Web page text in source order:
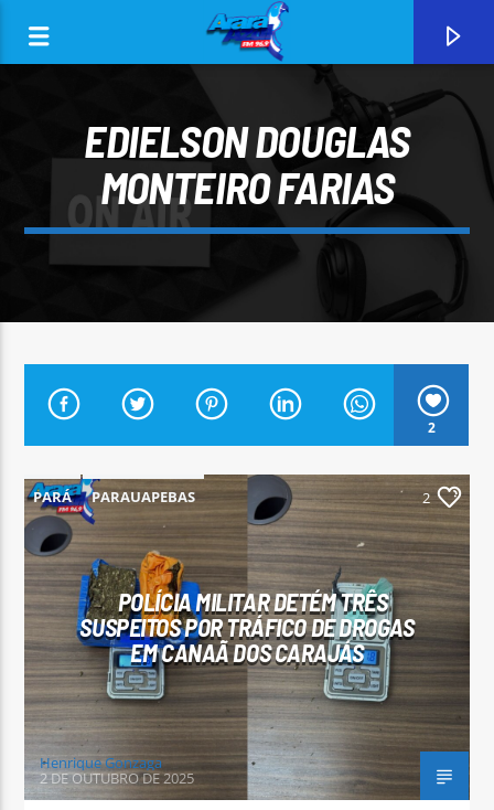
CURRENT TRACK
ARARA AZUL FM 96,9
Arara Azul FM
EDIELSON DOUGLAS
MONTEIRO FARIAS
2
PARÁ PARAUAPEBAS 2
POLÍCIA MILITAR DETÉM TRÊS
SUSPEITOS POR TRÁFICO DE DROGAS
EM CANAÃ DOS CARAJÁS
Henrique Gonzaga
2 DE OUTUBRO DE 2025